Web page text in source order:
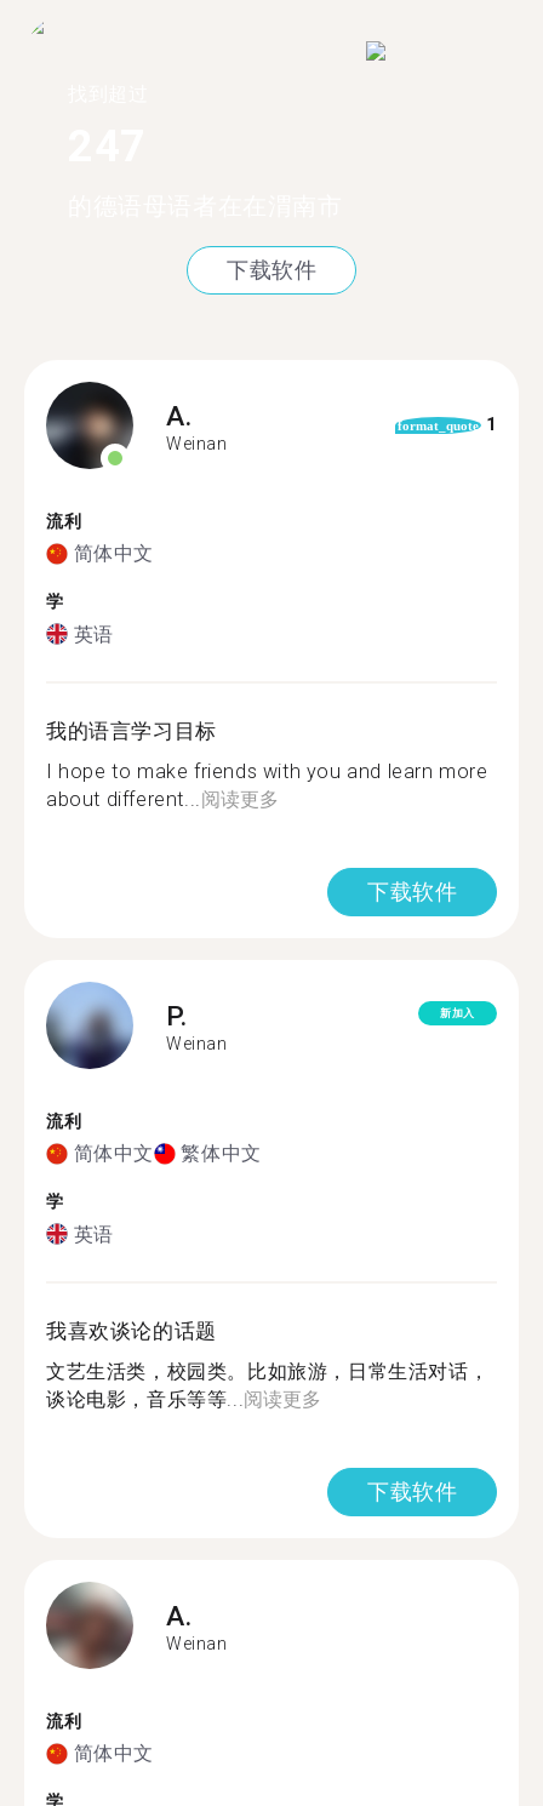
下载软件
A.
Weinan
format_quote 1
流利
简体中文
学
英语
我的语言学习目标
I hope to make friends with you and learn more
about different... 阅读更多
下载软件
P.
Weinan
新加入
流利
简体中文 繁体中文
学
英语
我喜欢谈论的话题
文艺生活类，校园类。比如旅游，日常生活对话，
谈论电影，音乐等等... 阅读更多
下载软件
A.
Weinan
流利
简体中文
学